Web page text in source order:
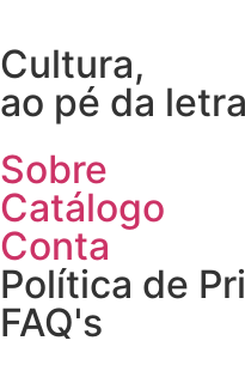
Cultura,
ao pé da
Sobre
Catálogo
Conta
Política de
FAQ's